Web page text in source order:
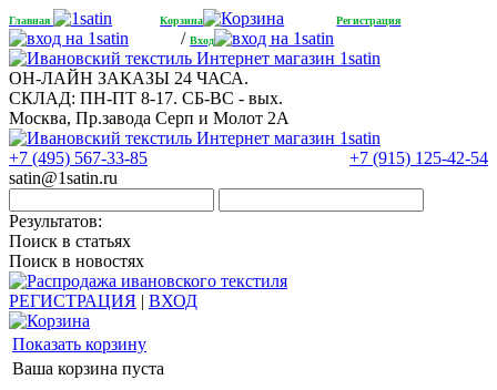
Главная Корзина Регистрация
/Вход
ОН-ЛАЙН ЗАКАЗЫ 24 ЧАСА.
СКЛАД: ПН-ПТ 8-17. СБ-ВС - вых.
Москва, Пр.завода Серп и Молот 2А
+7 (495) 567-33-85
+7 (915) 125-42-54
satin@1satin.ru
Результатов:
Поиск в статьях
Поиск в новостях
РЕГИСТРАЦИЯ | ВХОД
Показать корзину
Ваша корзина пуста